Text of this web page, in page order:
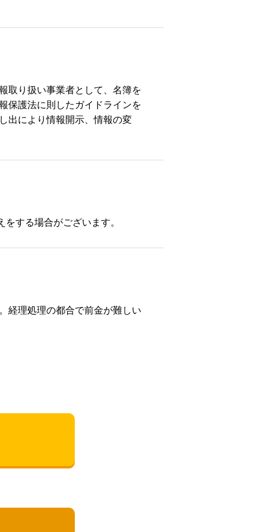
取り扱い事業者として、名簿を
保護法に則したガイドラインを
出により情報開示、情報の変
する場合がございます。
経理処理の都合で前金が難しい